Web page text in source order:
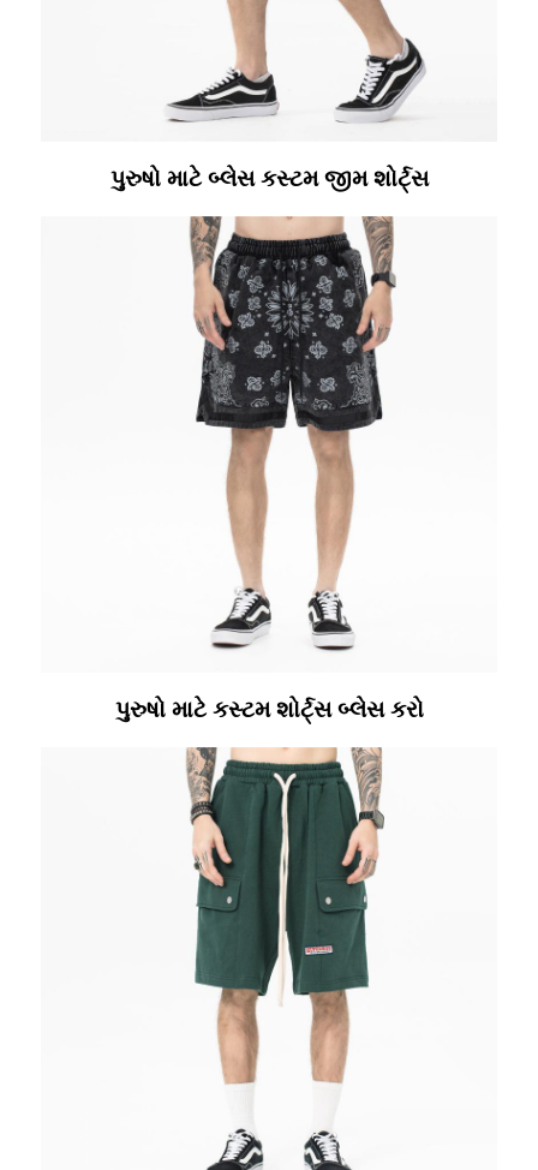
પુરુષો માટે બ્લેસ કસ્ટમ જીમ શોર્ટ્સ
પુરુષો માટે કસ્ટમ શોર્ટ્સ બ્લેસ કરો